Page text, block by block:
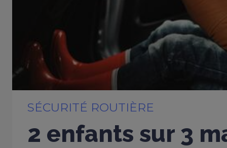
SÉCURITÉ ROUTIÈRE
2 enfants sur 3